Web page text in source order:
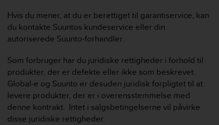
Hvis du mener, at du er berettiget til garantiservice, kan
du kontakte Suuntos kundeservice eller din
autoriserede Suunto-forhandler.
Som forbruger har du juridiske rettigheder i forhold til
produkter, der er defekte eller ikke som beskrevet.
Global-e og Suunto er desuden juridisk forpligtet til at
levere produkter, der er i overensstemmelse med
denne kontrakt. Intet i salgsbetingelserne vil påvirke
disse juridiske rettigheder.